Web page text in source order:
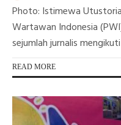
Photo: Istimewa
Wartawan Indonesia
sejumlah jurnalis
READ MORE